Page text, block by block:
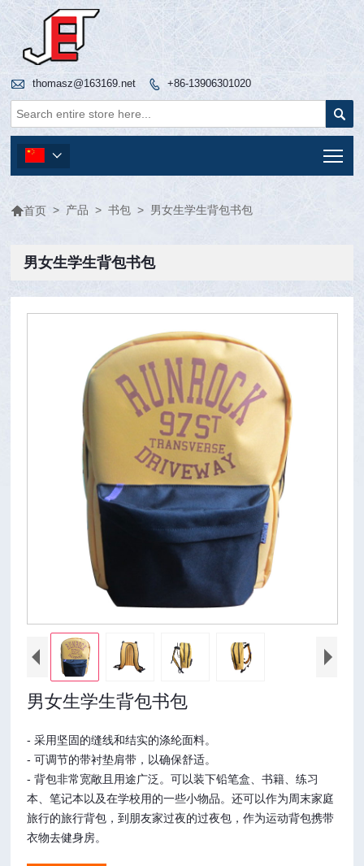
 thomasz@163169.net  +86-13906301020


首页 > 产品 > 书包 > 男女生学生背包书包
男女生学生背包书包
男女生学生背包书包
- 采用坚固的缝线和结实的涤纶面料。
- 可调节的带衬垫肩带，以确保舒适。
- 背包非常宽敞且用途广泛。可以装下铅笔盒、书籍、练习
本、笔记本以及在学校用的一些小物品。还可以作为周末家庭
旅行的旅行背包，到朋友家过夜的过夜包，作为运动背包携带
衣物去健身房。